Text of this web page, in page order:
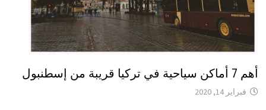
أهم 7 أماكن سياحية في تركيا قريبة من إسطنبول
فبراير 14, 2020